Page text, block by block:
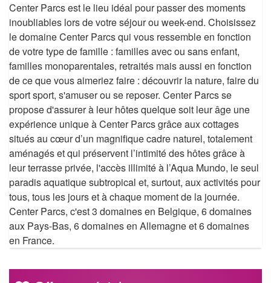
Center Parcs est le lieu idéal pour passer des moments
inoubliables lors de votre séjour ou week-end. Choisissez
le domaine Center Parcs qui vous ressemble en fonction
de votre type de famille : familles avec ou sans enfant,
familles monoparentales, retraités mais aussi en fonction
de ce que vous aimeriez faire : découvrir la nature, faire du
sport sport, s'amuser ou se reposer. Center Parcs se
propose d'assurer à leur hôtes quelque soit leur âge une
expérience unique à Center Parcs grâce aux cottages
situés au cœur d’un magnifique cadre naturel, totalement
aménagés et qui préservent l’intimité des hôtes grâce à
leur terrasse privée, l'accès illimité à l’Aqua Mundo, le seul
paradis aquatique subtropical et, surtout, aux activités pour
tous, tous les jours et à chaque moment de la journée.
Center Parcs, c'est 3 domaines en Belgique, 6 domaines
aux Pays-Bas, 6 domaines en Allemagne et 6 domaines
en France.